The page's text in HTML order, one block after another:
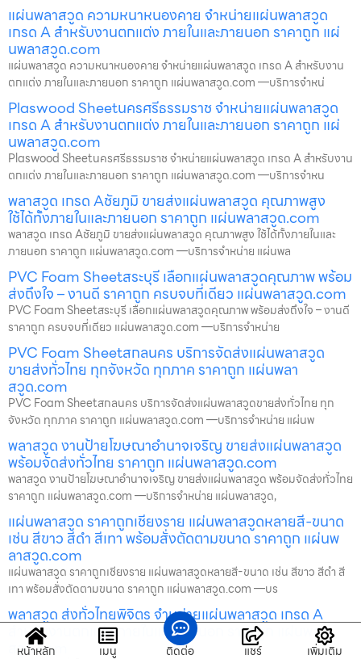
แผ่นพลาสวูด ความหนาหนองคาย จำหน่ายแผ่นพลาสวูด
เกรด A สำหรับงานตกแต่ง ภายในและภายนอก ราคาถูก แผ่
นพลาสวูด.com
แผ่นพลาสวูด ความหนาหนองคาย จำหน่ายแผ่นพลาสวูด เกรด A สำหรับงาน
ตกแต่ง ภายในและภายนอก ราคาถูก แผ่นพลาสวูด.com —บริการจำหน่
Plaswood Sheetนครศรีธรรมราช จำหน่ายแผ่นพลาสวูด
เกรด A สำหรับงานตกแต่ง ภายในและภายนอก ราคาถูก แผ่
นพลาสวูด.com
Plaswood Sheetนครศรีธรรมราช จำหน่ายแผ่นพลาสวูด เกรด A สำหรับงาน
ตกแต่ง ภายในและภายนอก ราคาถูก แผ่นพลาสวูด.com —บริการจำหน
พลาสวูด เกรด Aชัยภูมิ ขายส่งแผ่นพลาสวูด คุณภาพสูง
ใช้ได้ทั้งภายในและภายนอก ราคาถูก แผ่นพลาสวูด.com
พลาสวูด เกรด Aชัยภูมิ ขายส่งแผ่นพลาสวูด คุณภาพสูง ใช้ได้ทั้งภายในและ
ภายนอก ราคาถูก แผ่นพลาสวูด.com —บริการจำหน่าย แผ่นพล
PVC Foam Sheetสระบุรี เลือกแผ่นพลาสวูดคุณภาพ พร้อม
ส่งถึงใจ – งานดี ราคาถูก ครบจบที่เดียว แผ่นพลาสวูด.com
PVC Foam Sheetสระบุรี เลือกแผ่นพลาสวูดคุณภาพ พร้อมส่งถึงใจ – งานดี
ราคาถูก ครบจบที่เดียว แผ่นพลาสวูด.com —บริการจำหน่าย
PVC Foam Sheetสกลนคร บริการจัดส่งแผ่นพลาสวูด
ขายส่งทั่วไทย ทุกจังหวัด ทุกภาค ราคาถูก แผ่นพลา
สวูด.com
PVC Foam Sheetสกลนคร บริการจัดส่งแผ่นพลาสวูดขายส่งทั่วไทย ทุก
จังหวัด ทุกภาค ราคาถูก แผ่นพลาสวูด.com —บริการจำหน่าย แผ่นพ
พลาสวูด งานป้ายโฆษณาอำนาจเจริญ ขายส่งแผ่นพลาสวูด
พร้อมจัดส่งทั่วไทย ราคาถูก แผ่นพลาสวูด.com
พลาสวูด งานป้ายโฆษณาอำนาจเจริญ ขายส่งแผ่นพลาสวูด พร้อมจัดส่งทั่วไทย
ราคาถูก แผ่นพลาสวูด.com —บริการจำหน่าย แผ่นพลาสวูด,
แผ่นพลาสวูด ราคาถูกเชียงราย แผ่นพลาสวูดหลายสี-ขนาด
เช่น สีขาว สีดำ สีเทา พร้อมสั่งตัดตามขนาด ราคาถูก แผ่นพ
ลาสวูด.com
แผ่นพลาสวูด ราคาถูกเชียงราย แผ่นพลาสวูดหลายสี-ขนาด เช่น สีขาว สีดำ สี
เทา พร้อมสั่งตัดตามขนาด ราคาถูก แผ่นพลาสวูด.com —บร
พลาสวูด ส่งทั่วไทยพิจิตร จำหน่ายแผ่นพลาสวูด เกรด A
สำหรับงานตกแต่ง ภายในและภายนอก ราคาถูก แผ่นพลา
สวูด.com
หน้าหลัก เมนู ติดต่อ แชร์ เพิ่มเติม